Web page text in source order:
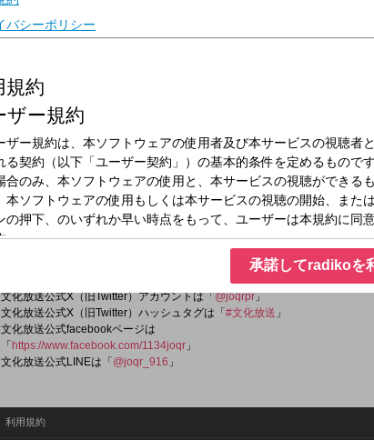
放送局
放送時間
2026年7月9日（木）17:35～17:50
番組名
カウントダウン・サムデイ
「決定！全日本歌謡選抜」や「スーパーカウントダウン５０」など文化放
毎回、1970年代～2000年代のある日のランキングを紹介していきます。
文化放送公式X（旧Twitter）アカウントは「@joqrpr」
文化放送公式X（旧Twitter）ハッシュタグは「 #文化放送 」
文化放送公式facebookページは
「 https://www.facebook.com/1134joqr 」
文化放送公式LINEは「 @joqr_916 」
利用規約
承諾してradikoを